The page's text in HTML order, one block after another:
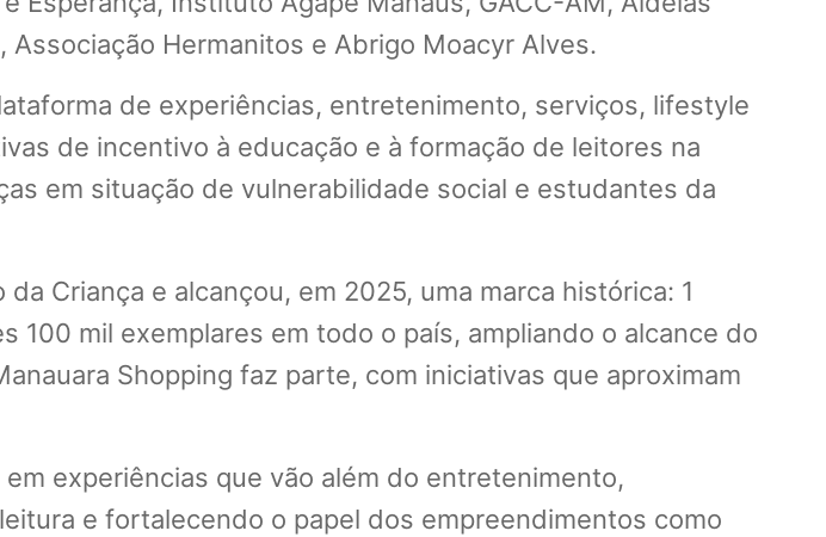
Associação Hermanitos e Abrigo Moacyr Alves.
de experiências, entretenimento, serviços, lifestyle
de incentivo à educação e à formação de leitores na
em situação de vulnerabilidade social e estudantes da
Criança e alcançou, em 2025, uma marca histórica: 1
mil exemplares em todo o país, ampliando o alcance do
Shopping faz parte, com iniciativas que aproximam
experiências que vão além do entretenimento,
e fortalecendo o papel dos empreendimentos como